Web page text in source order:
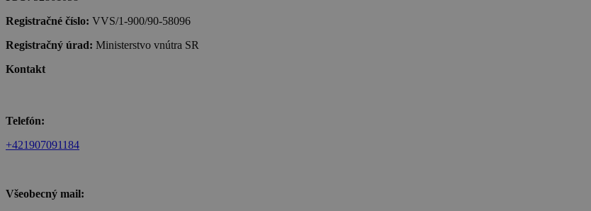
Registračné číslo: VVS/1-900/90-58096
Registračný úrad: Ministerstvo vnútra SR
Kontakt
Telefón:
+421907091184
Všeobecný mail: